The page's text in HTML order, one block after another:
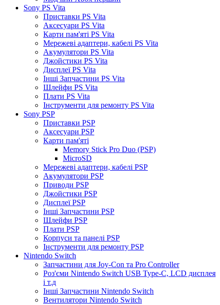
Sony PS Vita
Приставки PS Vita
Аксесуари PS Vita
Карти пам'яті PS Vita
Мережеві адаптери, кабелі PS Vita
Акумулятори PS Vita
Джойстики PS Vita
Дисплеї PS Vita
Інші Запчастини PS Vita
Шлейфи PS Vita
Плати PS Vita
Інструменти для ремонту PS Vita
Sony PSP
Приставки PSP
Аксесуари PSP
Карти пам'яті
Memory Stick Pro Duo (PSP)
MicroSD
Мережеві адаптери, кабелі PSP
Акумулятори PSP
Приводи PSP
Джойстики PSP
Дисплеї PSP
Інші Запчастини PSP
Шлейфи PSP
Плати PSP
Корпуси та панелі PSP
Інструменти для ремонту PSP
Nintendo Switch
Запчастини для Joy-Con та Pro Controller
Роз'єми Nintendo Switch USB Type-C, LCD дисплея
і т.д
Інші Запчастини Nintendo Switch
Вентилятори Nintendo Switch